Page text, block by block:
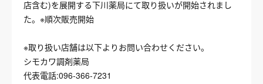
店含む)を展開する下川薬局にて取り扱いが開始されまし
た。※順次販売開始
※取り扱い店舗は以下よりお問い合わせください。
シモカワ調剤薬局
代表電話:096-366-7231